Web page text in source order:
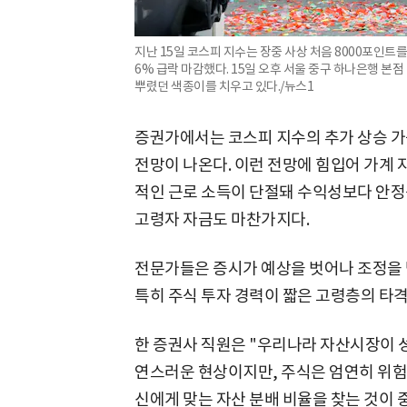
지난 15일 코스피 지수는 장중 사상 처음 8000포인트
6% 급락 마감했다. 15일 오후 서울 중구 하나은행 본
뿌렸던 색종이를 치우고 있다./뉴스1
증권가에서는 코스피 지수의 추가 상승
전망이 나온다. 이런 전망에 힘입어 가계
적인 근로 소득이 단절돼 수익성보다 안
고령자 자금도 마찬가지다.
전문가들은 증시가 예상을 벗어나 조정
특히 주식 투자 경력이 짧은 고령층의 타
한 증권사 직원은 "우리나라 자산시장이
연스러운 현상이지만, 주식은 엄연히 위
신에게 맞는 자산 분배 비율을 찾는 것이